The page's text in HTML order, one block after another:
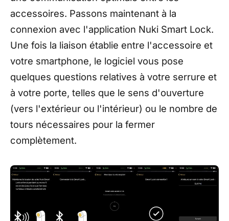
accessoires. Passons maintenant à la
connexion avec l'application Nuki Smart Lock.
Une fois la liaison établie entre l'accessoire et
votre smartphone, le logiciel vous pose
quelques questions relatives à votre serrure et
à votre porte, telles que le sens d'ouverture
(vers l'extérieur ou l'intérieur) ou le nombre de
tours nécessaires pour la fermer
complètement.